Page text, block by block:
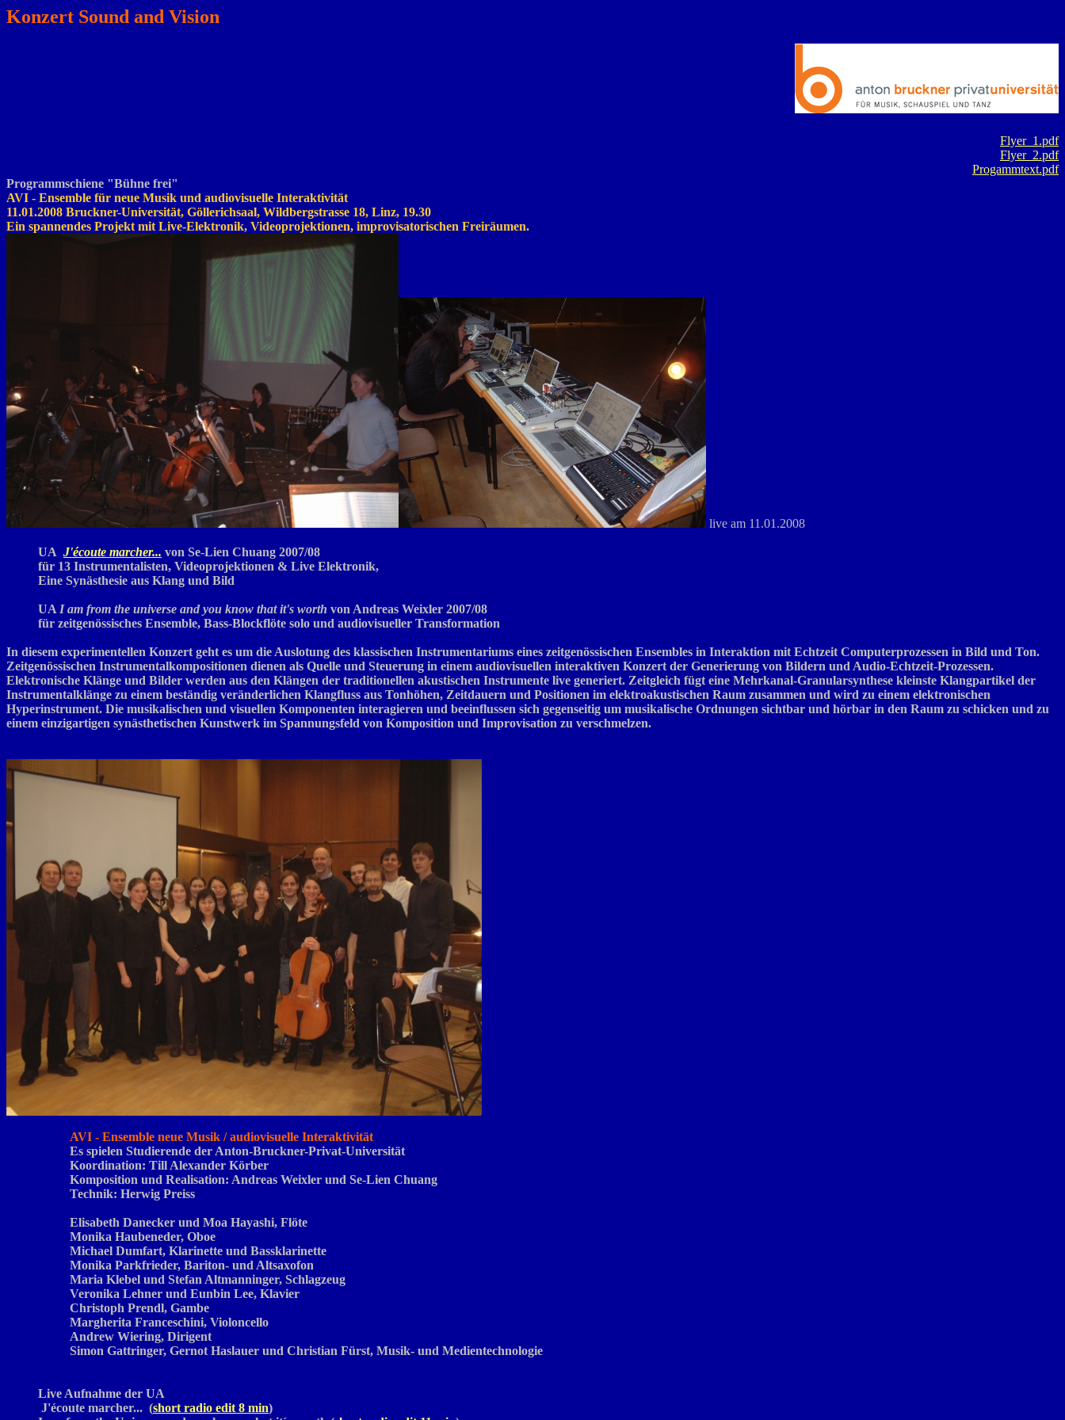
Konzert Sound and Vision
Flyer_1.pdf
Flyer_2.pdf
Progammtext.pdf
Programmschiene "Bühne frei"
AVI - Ensemble für neue Musik und audiovisuelle Interaktivität
11.01.2008 Bruckner-Universität, Göllerichsaal, Wildbergstrasse 18, Linz, 19.30
Ein spannendes Projekt mit Live-Elektronik, Videoprojektionen, improvisatorischen Freiräumen.
live am 11.01.2008
UA J'écoute marcher... von Se-Lien Chuang 2007/08
für 13 Instrumentalisten, Videoprojektionen & Live Elektronik,
Eine Synästhesie aus Klang und Bild
UA I am from the universe and you know that it's worth von Andreas Weixler 2007/08
für zeitgenössisches Ensemble, Bass-Blockflöte solo und audiovisueller Transformation
In diesem experimentellen Konzert geht es um die Auslotung des klassischen Instrumentariums eines zeitgenössischen Ensembles in Interaktion mit Echtzeit Computerprozessen in Bild und Ton.
Zeitgenössischen Instrumentalkompositionen dienen als Quelle und Steuerung in einem audiovisuellen interaktiven Konzert der Generierung von Bildern und Audio-Echtzeit-Prozessen.
Elektronische Klänge und Bilder werden aus den Klängen der traditionellen akustischen Instrumente live generiert. Zeitgleich fügt eine Mehrkanal-Granularsynthese kleinste Klangpartikel der
Instrumentalklänge zu einem beständig veränderlichen Klangfluss aus Tonhöhen, Zeitdauern und Positionen im elektroakustischen Raum zusammen und wird zu einem elektronischen
Hyperinstrument. Die musikalischen und visuellen Komponenten interagieren und beeinflussen sich gegenseitig um musikalische Ordnungen sichtbar und hörbar in den Raum zu schicken und zu
einem einzigartigen synästhetischen Kunstwerk im Spannungsfeld von Komposition und Improvisation zu verschmelzen.
AVI - Ensemble neue Musik / audiovisuelle Interaktivität
Es spielen Studierende der Anton-Bruckner-Privat-Universität
Koordination: Till Alexander Körber
Komposition und Realisation: Andreas Weixler und Se-Lien Chuang
Technik: Herwig Preiss
Elisabeth Danecker und Moa Hayashi, Flöte
Monika Haubeneder, Oboe
Michael Dumfart, Klarinette und Bassklarinette
Monika Parkfrieder, Bariton- und Altsaxofon
Maria Klebel und Stefan Altmanninger, Schlagzeug
Veronika Lehner und Eunbin Lee, Klavier
Christoph Prendl, Gambe
Margherita Franceschini, Violoncello
Andrew Wiering, Dirigent
Simon Gattringer, Gernot Haslauer und Christian Fürst, Musik- und Medientechnologie
Live Aufnahme der UA
J'écoute marcher... (short radio edit 8 min)